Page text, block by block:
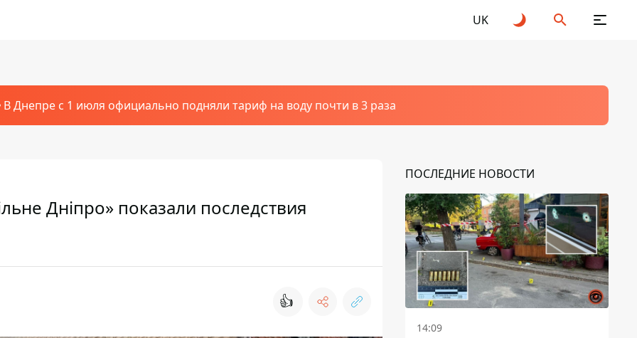
UK
В Днепре с 1 июля официально подняли тариф на воду почти в 3 раза
Дніпро» показали последствия
👍
ПОСЛЕДНИЕ НОВОСТИ
14:09